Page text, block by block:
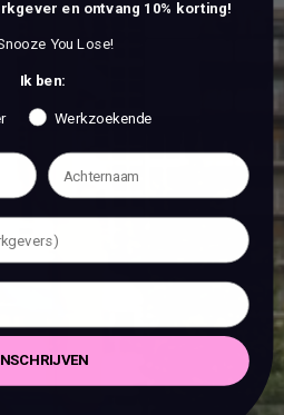
en ontvang 10% korting!
You Lose!
Ik ben:
Werkzoekende